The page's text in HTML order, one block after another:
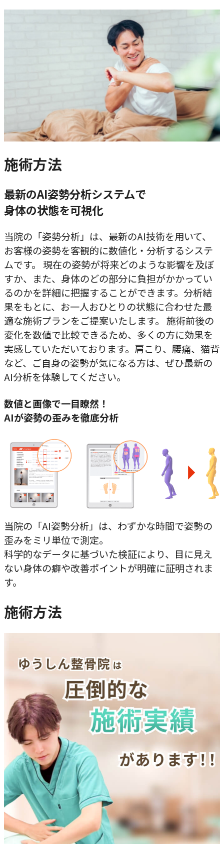
施術方法
最新のAI姿勢分析システムで
身体の状態を可視化
当院の「姿勢分析」は、最新のAI技術を用いて、
お客様の姿勢を客観的に数値化・分析するシステ
ムです。 現在の姿勢が将来どのような影響を及ぼ
すか、また、身体のどの部分に負担がかかってい
るのかを詳細に把握することができます。分析結
果をもとに、お一人おひとりの状態に合わせた最
適な施術プランをご提案いたします。 施術前後の
変化を数値で比較できるため、多くの方に効果を
実感していただいております。肩こり、腰痛、猫背
など、ご自身の姿勢が気になる方は、ぜひ最新の
AI分析を体験してください。
数値と画像で一目瞭然！
AIが姿勢の歪みを徹底分析
当院の「AI姿勢分析」は、わずかな時間で姿勢の
歪みをミリ単位で測定。
科学的なデータに基づいた検証により、目に見え
ない身体の癖や改善ポイントが明確に証明されま
す。
施術方法